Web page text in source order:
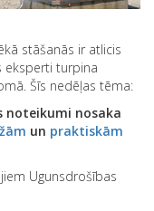
stāšanās ir atlicis
eksperti turpina
Šīs nedēļas tēma:
noteikumi nosaka
un praktiskām
Ugunsdrošības